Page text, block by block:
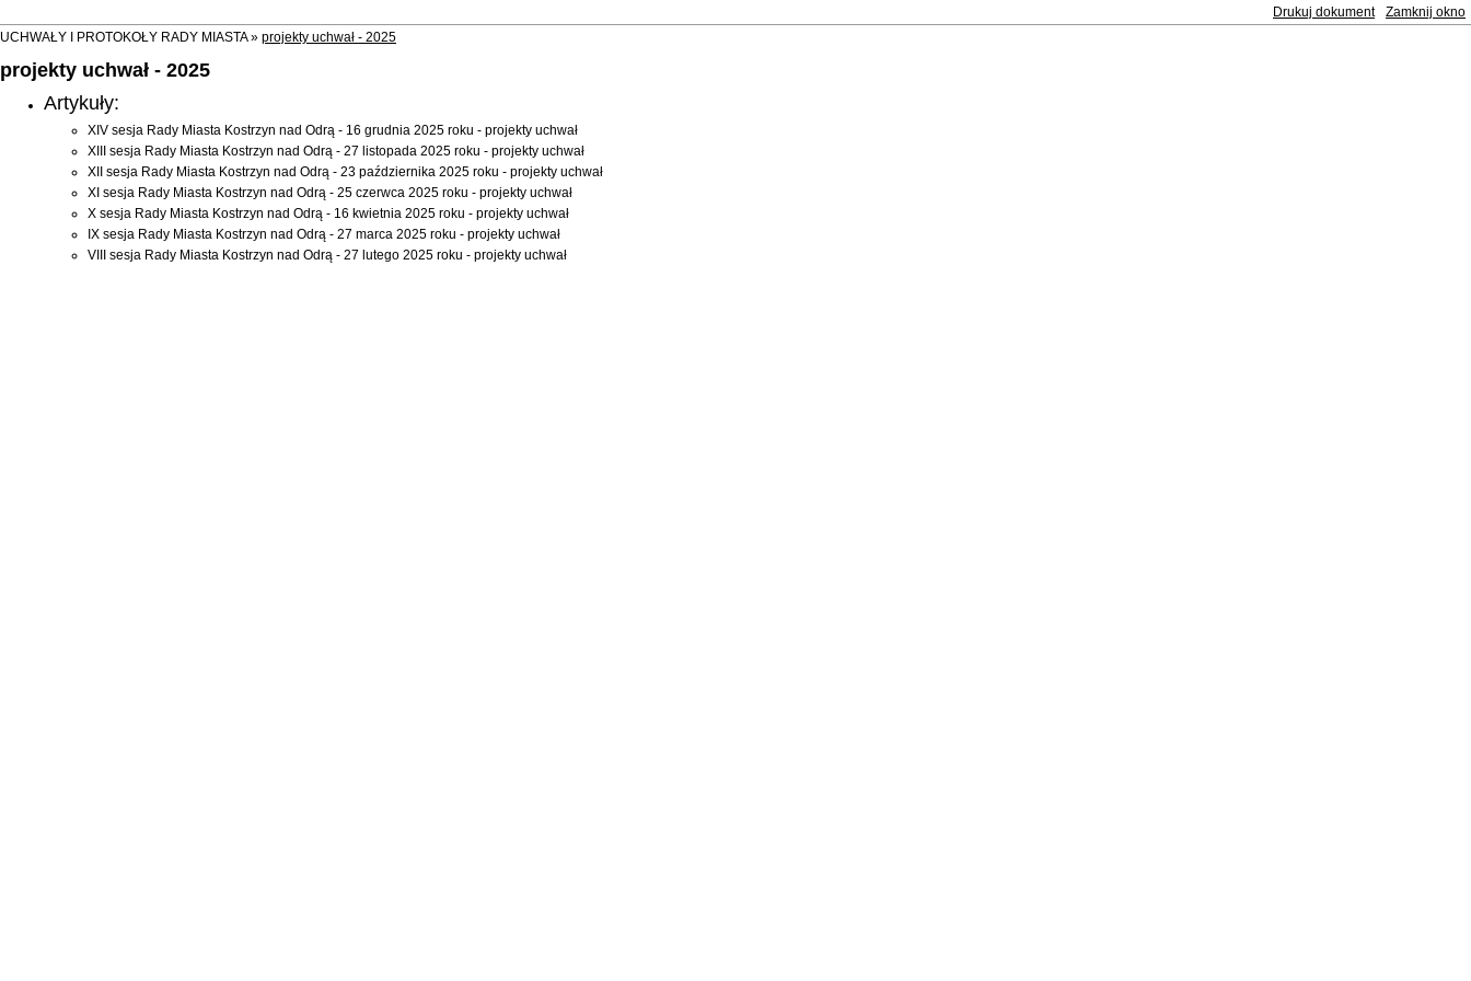
Zamknij okno
Drukuj dokument
UCHWAŁY I PROTOKOŁY RADY MIASTA » projekty uchwał - 2025
projekty uchwał - 2025
Artykuły:
XIV sesja Rady Miasta Kostrzyn nad Odrą - 16 grudnia 2025 roku - projekty uchwał
XIII sesja Rady Miasta Kostrzyn nad Odrą - 27 listopada 2025 roku - projekty uchwał
XII sesja Rady Miasta Kostrzyn nad Odrą - 23 października 2025 roku - projekty uchwał
XI sesja Rady Miasta Kostrzyn nad Odrą - 25 czerwca 2025 roku - projekty uchwał
X sesja Rady Miasta Kostrzyn nad Odrą - 16 kwietnia 2025 roku - projekty uchwał
IX sesja Rady Miasta Kostrzyn nad Odrą - 27 marca 2025 roku - projekty uchwał
VIII sesja Rady Miasta Kostrzyn nad Odrą - 27 lutego 2025 roku - projekty uchwał